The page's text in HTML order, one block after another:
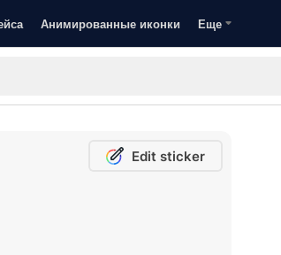
Анимированные иконки Еще
Edit sticker